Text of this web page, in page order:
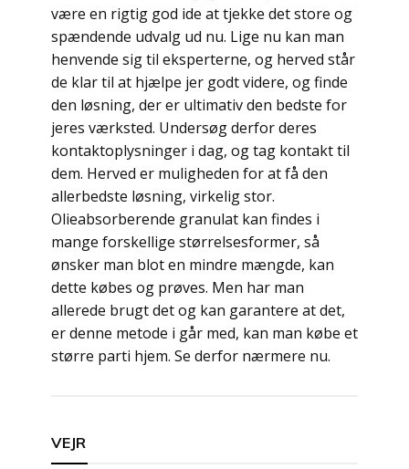
være en rigtig god ide at tjekke det store og
spændende udvalg ud nu. Lige nu kan man
henvende sig til eksperterne, og herved står
de klar til at hjælpe jer godt videre, og finde
den løsning, der er ultimativ den bedste for
jeres værksted. Undersøg derfor deres
kontaktoplysninger i dag, og tag kontakt til
dem. Herved er muligheden for at få den
allerbedste løsning, virkelig stor.
Olieabsorberende granulat kan findes i
mange forskellige størrelsesformer, så
ønsker man blot en mindre mængde, kan
dette købes og prøves. Men har man
allerede brugt det og kan garantere at det,
er denne metode i går med, kan man købe et
større parti hjem. Se derfor nærmere nu.
VEJR